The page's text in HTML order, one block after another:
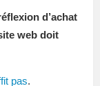
d’achat
web doit
pas.